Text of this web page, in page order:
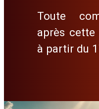
Toute
après
à partir du